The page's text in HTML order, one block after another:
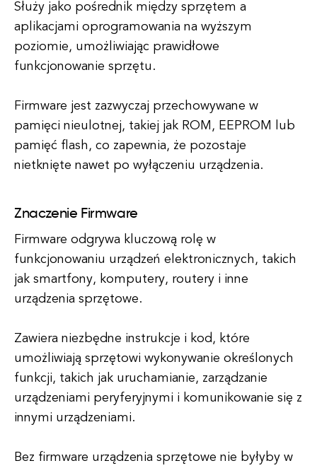
Służy jako pośrednik między sprzętem a
aplikacjami oprogramowania na wyższym
poziomie, umożliwiając prawidłowe
funkcjonowanie sprzętu.
Firmware jest zazwyczaj przechowywane w
pamięci nieulotnej, takiej jak ROM, EEPROM lub
pamięć flash, co zapewnia, że pozostaje
nietknięte nawet po wyłączeniu urządzenia.
Znaczenie Firmware
Firmware odgrywa kluczową rolę w
funkcjonowaniu urządzeń elektronicznych, takich
jak smartfony, komputery, routery i inne
urządzenia sprzętowe.
Zawiera niezbędne instrukcje i kod, które
umożliwiają sprzętowi wykonywanie określonych
funkcji, takich jak uruchamianie, zarządzanie
urządzeniami peryferyjnymi i komunikowanie się z
innymi urządzeniami.
Bez firmware urządzenia sprzętowe nie byłyby w